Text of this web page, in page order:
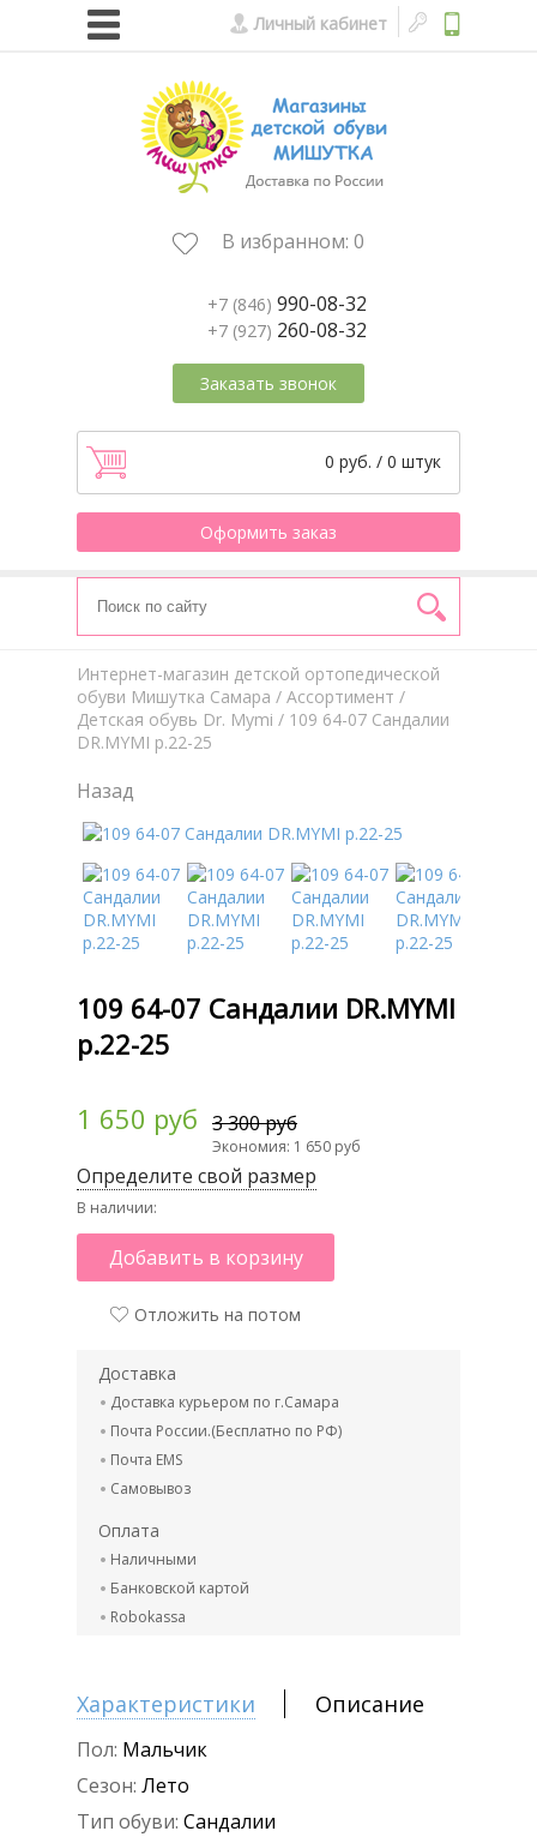
Личный кабинет
В избранном: 0
+7 (846) 990-08-32
+7 (927) 260-08-32
Заказать звонок
0 руб. / 0 штук
Оформить заказ
Интернет-магазин детской ортопедической
обуви Мишутка Самара / Aссортимент /
Детская обувь Dr. Mymi / 109 64-07 Сандалии
DR.MYMI р.22-25
Назад
109 64-07 Сандалии DR.MYMI
р.22-25
1 650 руб 3 300 руб
Экономия: 1 650 руб
Определите свой размер
В наличии:
Добавить в корзину
Отложить на потом
Доставка
Доставка курьером по г.Самара
Почта России.(Бесплатно по РФ)
Почта EMS
Самовывоз
Оплата
Наличными
Банковской картой
Robokassa
Характеристики Описание
Пол: Мальчик
Сезон: Лето
Тип обуви: Сандалии